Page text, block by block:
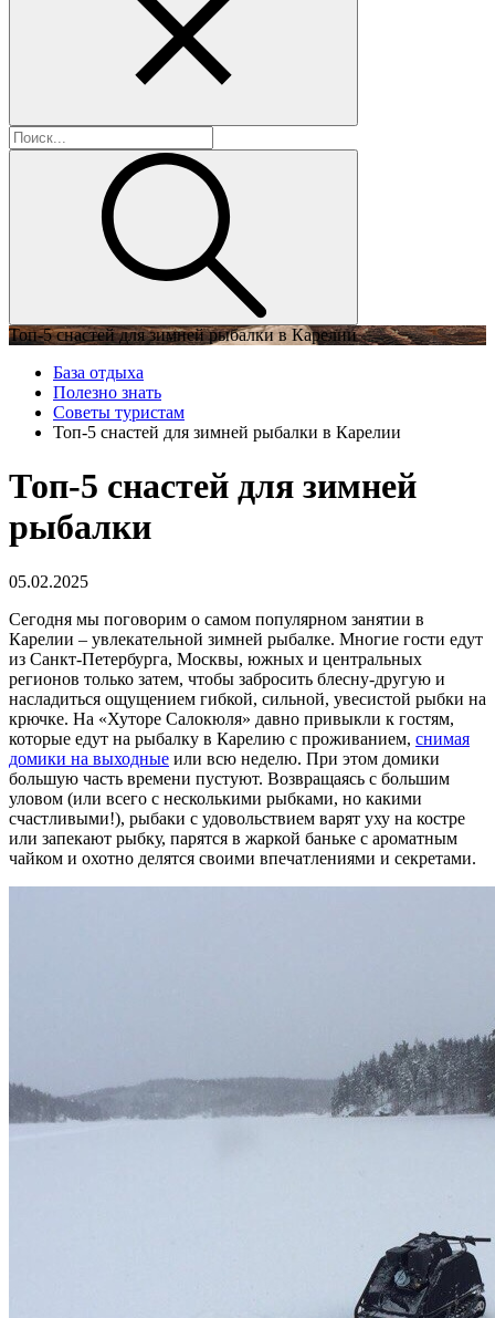
Топ-5 снастей для зимней рыбалки в Карелии
База отдыха
Полезно знать
Советы туристам
Топ-5 снастей для зимней рыбалки в Карелии
Топ-5 снастей для зимней
рыбалки
05.02.2025
Сегодня мы поговорим о самом популярном занятии в
Карелии – увлекательной зимней рыбалке. Многие гости едут
из Санкт-Петербурга, Москвы, южных и центральных
регионов только затем, чтобы забросить блесну-другую и
насладиться ощущением гибкой, сильной, увесистой рыбки на
крючке. На «Хуторе Салокюля» давно привыкли к гостям,
которые едут на рыбалку в Карелию с проживанием, снимая
домики на выходные или всю неделю. При этом домики
большую часть времени пустуют. Возвращаясь с большим
уловом (или всего с несколькими рыбками, но какими
счастливыми!), рыбаки с удовольствием варят уху на костре
или запекают рыбку, парятся в жаркой баньке с ароматным
чайком и охотно делятся своими впечатлениями и секретами.